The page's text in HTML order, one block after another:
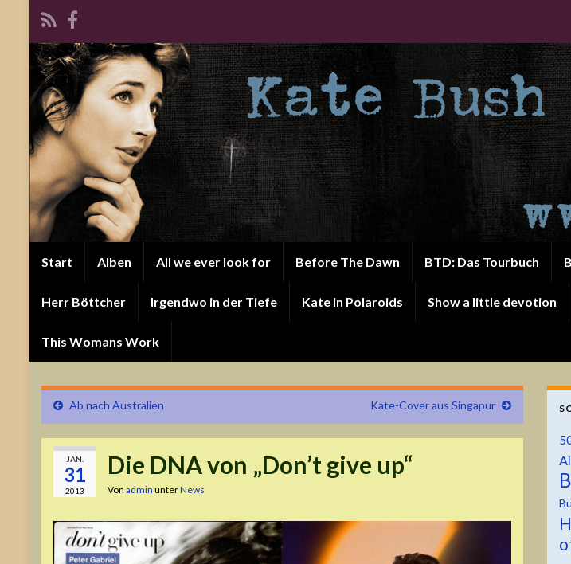
Start Alben All we ever look for Before The Dawn BTD: Das Tourbuch
Herr Böttcher Irgendwo in der Tiefe Kate in Polaroids Show a little devotion
This Womans Work
Ab nach Australien Kate-Cover aus Singapur
JAN.
31
2013
Die DNA von „Don’t give up“
Von admin unterNews